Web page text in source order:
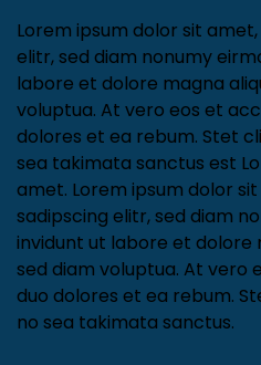
Lorem ipsum dolor sit
elitr, sed diam nonumy
labore et dolore magna
voluptua. At vero eos et
dolores et ea rebum. Stet
sea takimata sanctus est
amet. Lorem ipsum dolor
sadipscing elitr, sed diam
invidunt ut labore et dolore
sed diam voluptua. At vero
duo dolores et ea rebum.